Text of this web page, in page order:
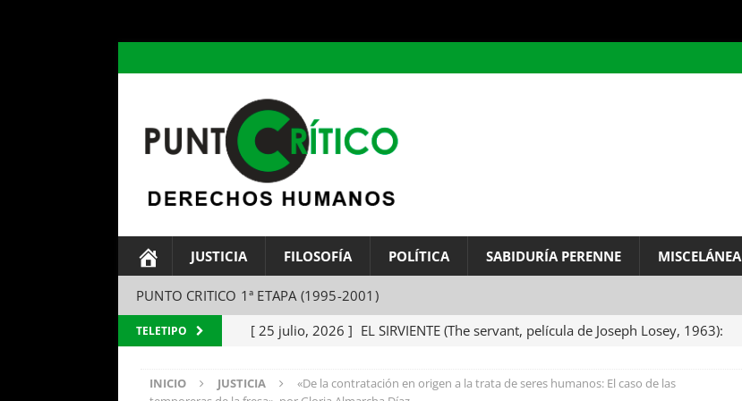
JUSTICIA FILOSOFÍA POLÍTICA SABIDURÍA PERENNE MISCELÁNEA
PUNTO CRITICO 1ª ETAPA (1995-2001)
TELETIPO [ 25 julio, 2026 ] EL SIRVIENTE (The servant, película de Joseph Losey, 1963):
[ 24 julio, 2026 ] EL TEMA DEL INFINITO, por Baruch de Spinoza (Carta de
INICIO JUSTICIA
«De la contratación en origen a la trata de seres humanos: El caso de las